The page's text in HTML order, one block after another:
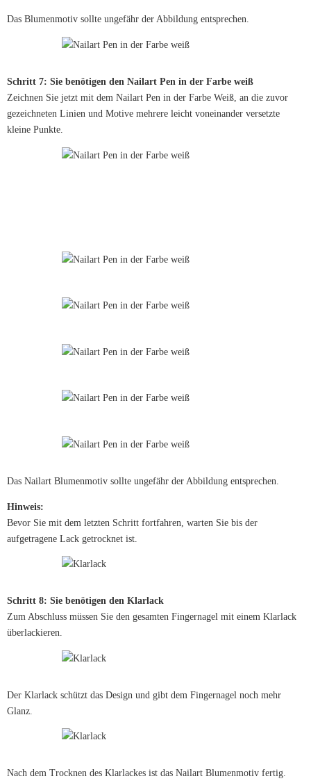
Das Blumenmotiv sollte ungefähr der Abbildung entsprechen.
Schritt 7: Sie benötigen den Nailart Pen in der Farbe weiß
Zeichnen Sie jetzt mit dem Nailart Pen in der Farbe Weiß, an die zuvor
gezeichneten Linien und Motive mehrere leicht voneinander versetzte
kleine Punkte.
Das Nailart Blumenmotiv sollte ungefähr der Abbildung entsprechen.
Hinweis:
Bevor Sie mit dem letzten Schritt fortfahren, warten Sie bis der
aufgetragene Lack getrocknet ist.
Schritt 8: Sie benötigen den Klarlack
Zum Abschluss müssen Sie den gesamten Fingernagel mit einem Klarlack
überlackieren.
Der Klarlack schützt das Design und gibt dem Fingernagel noch mehr
Glanz.
Nach dem Trocknen des Klarlackes ist das Nailart Blumenmotiv fertig.